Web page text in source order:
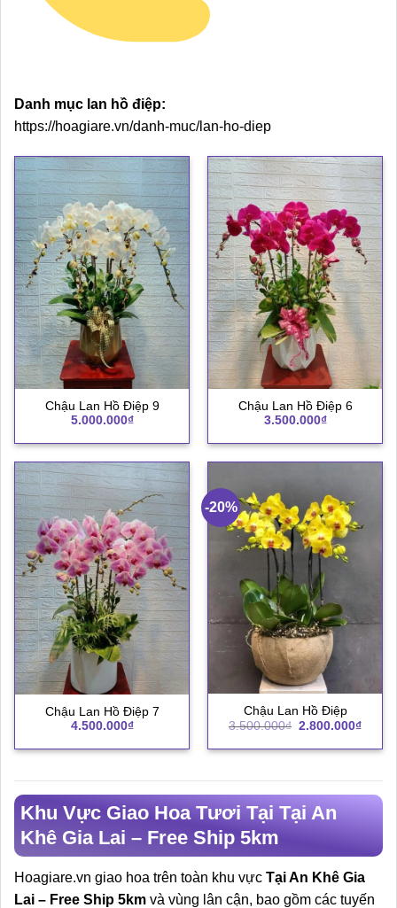
Danh mục lan hồ điệp:
https://hoagiare.vn/danh-muc/lan-ho-diep
Chậu Lan Hồ Điệp 9
5.000.000₫
Chậu Lan Hồ Điệp 6
3.500.000₫
Chậu Lan Hồ Điệp 7
4.500.000₫
-20%
Chậu Lan Hồ Điệp
3.500.000₫ Giá
là:
2.800.000₫Giá
tại
Khu Vực Giao Hoa Tươi Tại Tại An
Khê Gia Lai – Free Ship 5km
Hoagiare.vn giao hoa trên toàn khu vực Tại An Khê Gia
Lai – Free Ship 5km và vùng lân cận, bao gồm các tuyến